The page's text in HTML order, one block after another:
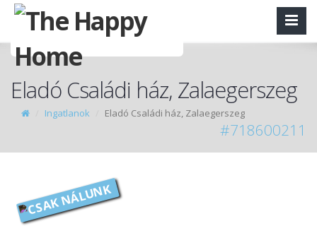
Eladó Családi ház, Zalaegerszeg
Ingatlanok Eladó Családi ház, Zalaegerszeg
#718600211